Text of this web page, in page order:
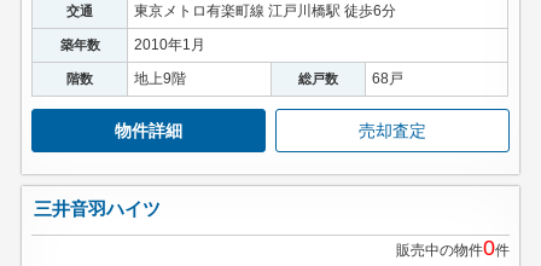
交通 東京メトロ有楽町線 江戸川橋駅 徒歩6分
築年数 2010年1月
階数 地上9階 総戸数 68戸
物件詳細 売却査定
三井音羽ハイツ
販売中の物件0件